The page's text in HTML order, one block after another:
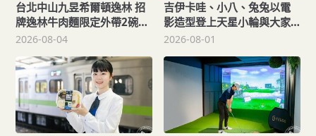
台北中山九昱希爾頓逸林 招
牌逸林牛肉麵限定外帶2碗
650元！
2026-08-04
吉伊卡哇、小八、兔兔以電
影造型登上天星小輪與大家
乘風航行 還有御守可收藏
2026-08-01